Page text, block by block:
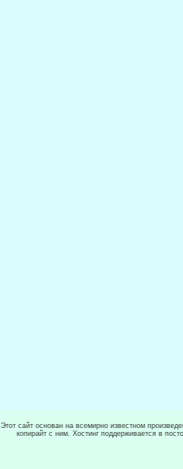
Этот сайт основан на всемирно известном
копирайт с ним. Хостинг поддерживается в